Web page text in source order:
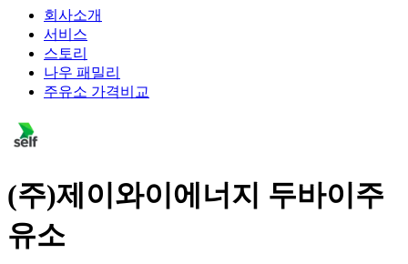
회사소개
서비스
스토리
나우 패밀리
주유소 가격비교
(주)제이와이에너지 두바이주
유소